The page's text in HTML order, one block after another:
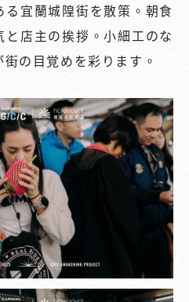
宜蘭城隍街を散策。朝食
店主の挨拶。小細工のな
の目覚めを彩ります。